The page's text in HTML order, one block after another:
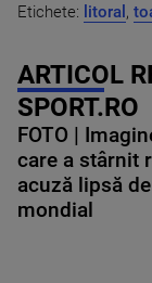
Etichete: litoral ,
ARTICOL
SPORT.RO
FOTO |
care a stârnit
acuză lipsă
mondial